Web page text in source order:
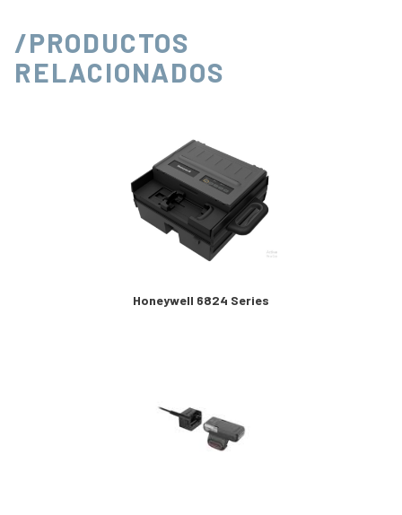
/PRODUCTOS
RELACIONADOS
Honeywell 6824 Series